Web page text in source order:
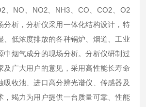
、NO、NO2、NH3、CO、CO2、O2
分析，分析仪采用一体化结构设计，特
、低浓度排放的各种锅炉、烟道、工业
中烟气成分的现场分析。分析仪研制过
及广大用户的意见，采用高性能长寿命
吸收池、进口高分辨光谱仪、传感器及
，竭力为用户提供一台质量可靠、性能